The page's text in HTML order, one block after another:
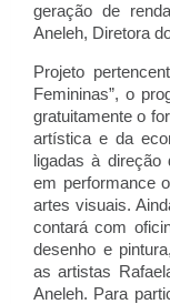
geração de
Aneleh, Diretora
Projeto
Femininas”, o
gratuitamente o
artística e da
ligadas à
em performance
artes visuais.
contará com
desenho e
as artistas
Aneleh. Para